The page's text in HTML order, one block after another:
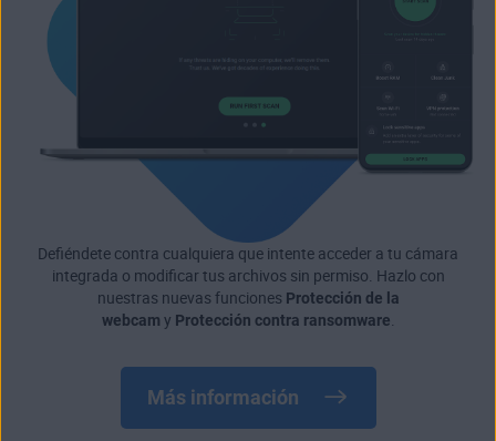
Defiéndete contra cualquiera que intente acceder a tu cámara
integrada o modificar tus archivos sin permiso. Hazlo con
nuestras nuevas funciones Protección de la
webcam y Protección contra ransomware
Más información